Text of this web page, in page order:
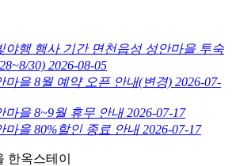
야행 행사 기간 면천읍성 성안마을 투숙
30) 2026-08-05
마을 8월 예약 오픈 안내(변경) 2026-07-
마을 8~9월 휴무 안내2026-07-17
마을 80%할인 종료 안내2026-07-17